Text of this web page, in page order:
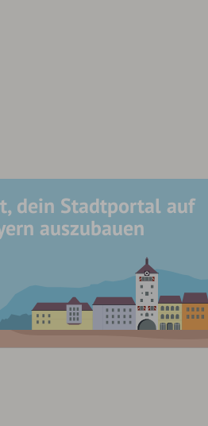
dein Stadtportal auf
auszubauen